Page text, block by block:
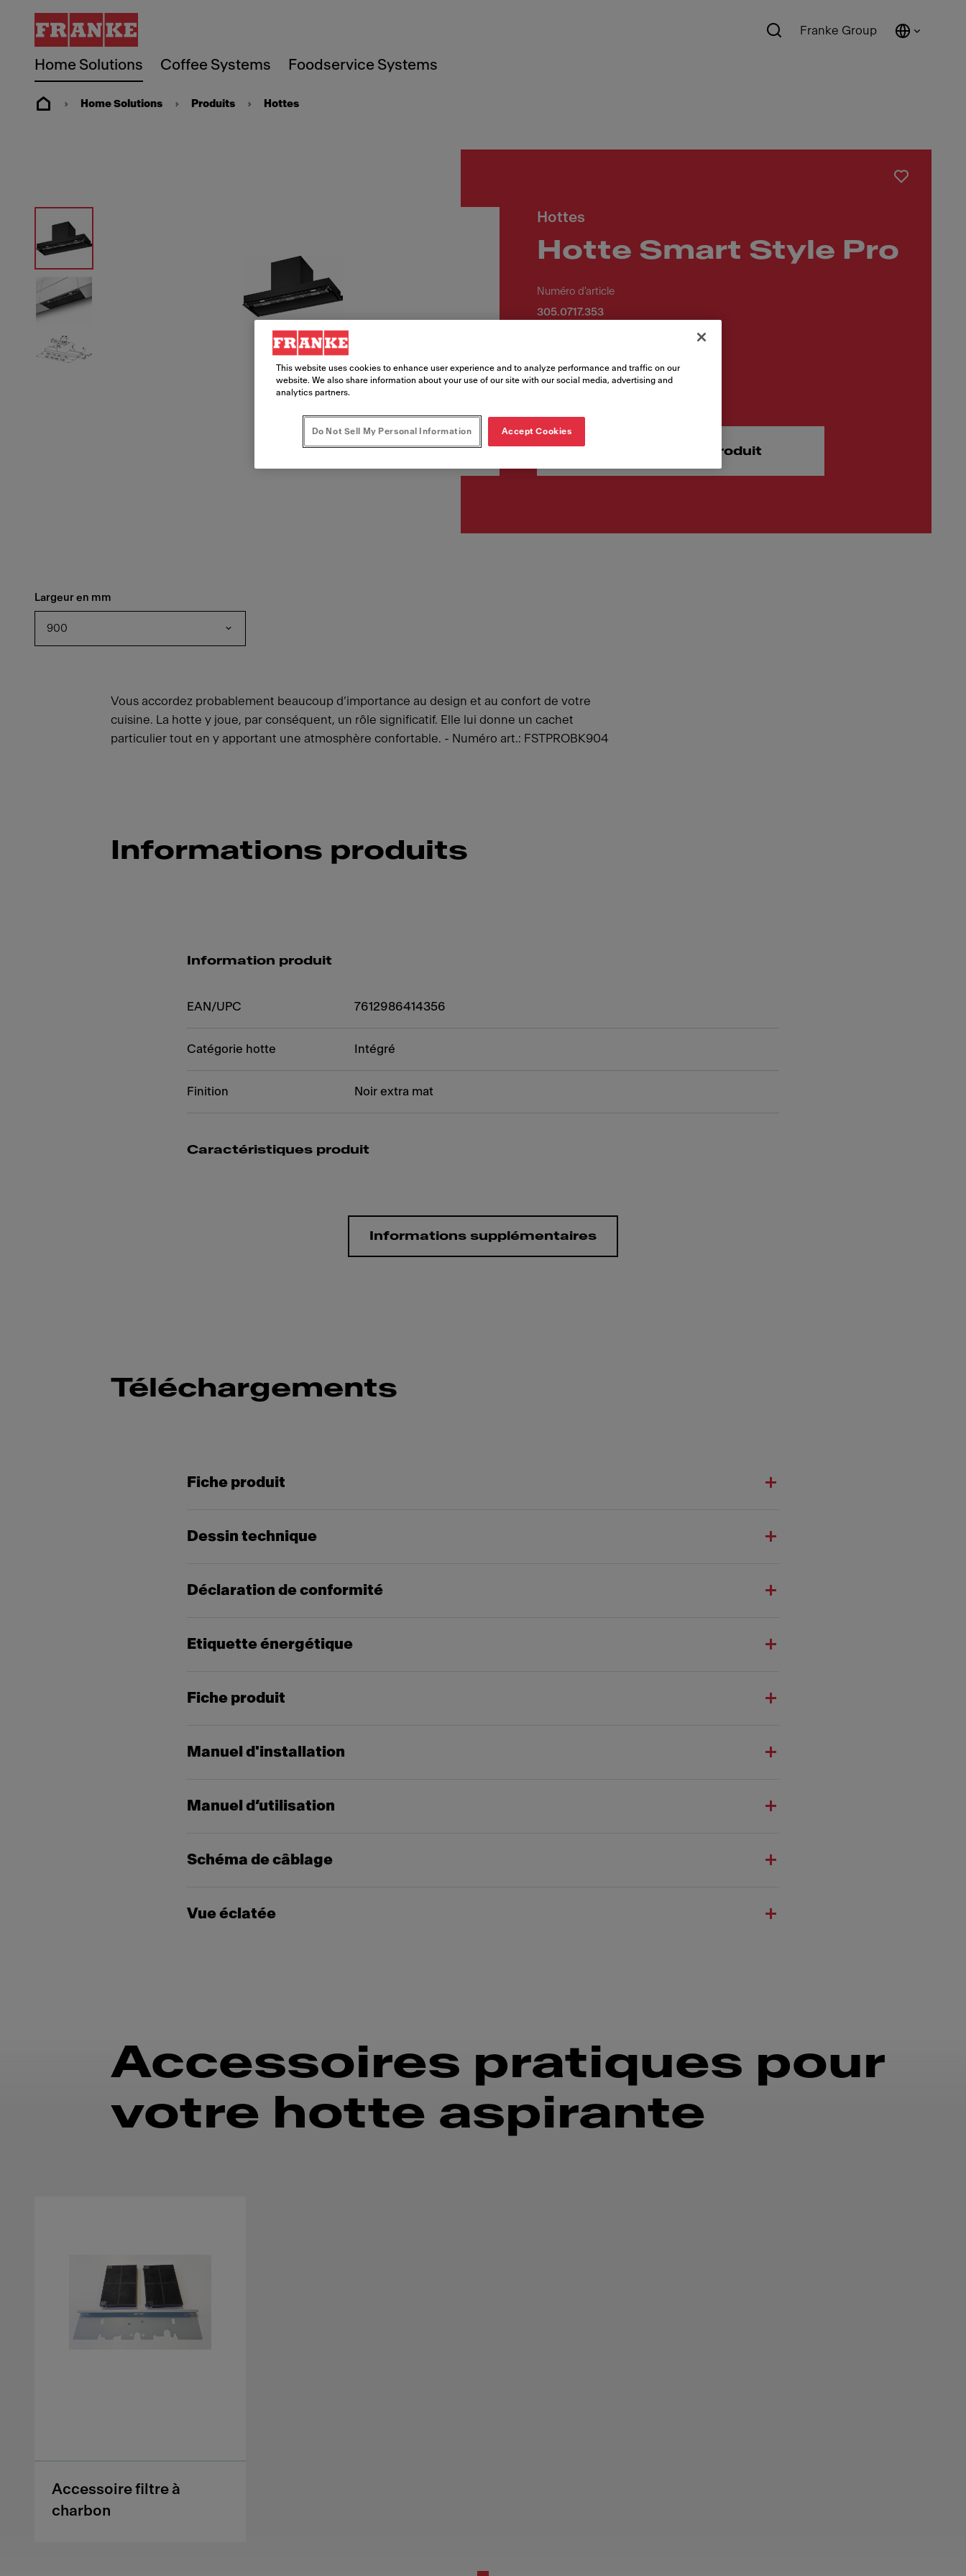
Home Solutions Coffee Systems Foodservice Systems
Franke Group
Home Solutions Produits Hottes
Hottes
Hotte Smart Style Pro
Numéro d'article
305.0717.353
878,25 €
Achetez le produit
Largeur en mm
900
Vous accordez probablement beaucoup d’importance au design et au confort de votre
cuisine. La hotte y joue, par conséquent, un rôle significatif. Elle lui donne un cachet
particulier tout en y apportant une atmosphère confortable. - Numéro art.: FSTPROBK904
Informations produits
Information produit
EAN/UPC 7612986414356
Catégorie hotte Intégré
Finition Noir extra mat
Caractéristiques produit
Informations supplémentaires
Téléchargements
Fiche produit
Dessin technique
Déclaration de conformité
Etiquette énergétique
Fiche produit
Manuel d'installation
Manuel d’utilisation
Schéma de câblage
Vue éclatée
Accessoires pratiques pour
votre hotte aspirante
Accessoire filtre à
charbon
This website uses cookies to enhance user experience and to analyze performance and traffic on our
website. We also share information about your use of our site with our social media, advertising and
analytics partners.
Do Not Sell My Personal Information Accept Cookies